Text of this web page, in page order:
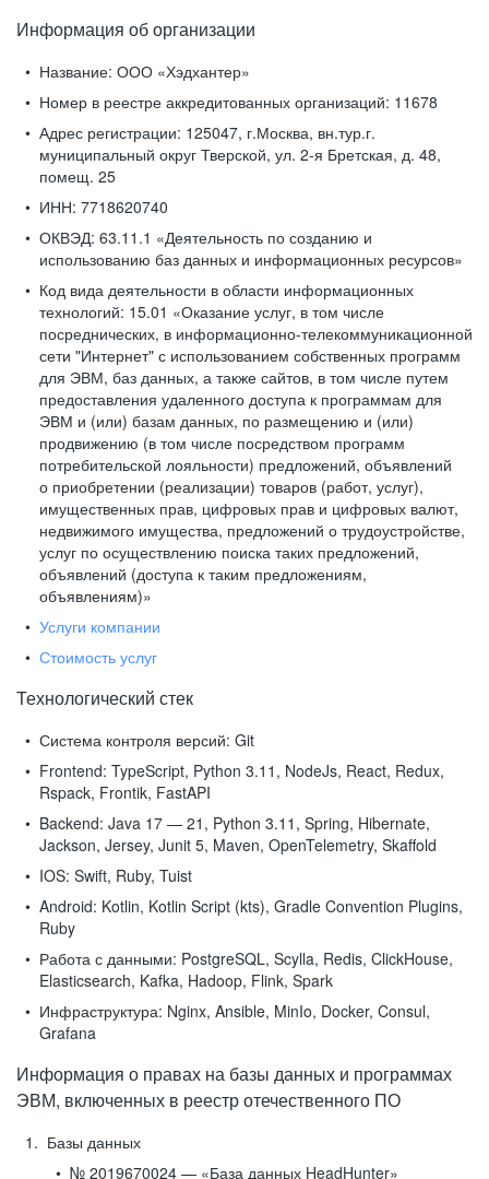
Информация об организации
Название: ООО «Хэдхантер»
Номер в реестре аккредитованных организаций: 11678
Адрес регистрации: 125047, г.Москва, вн.тур.г.
муниципальный округ Тверской, ул. 2-я Бретская, д. 48,
помещ. 25
ИНН: 7718620740
ОКВЭД: 63.11.1 «Деятельность по созданию и
использованию баз данных и информационных ресурсов»
Код вида деятельности в области информационных
технологий: 15.01 «Оказание услуг, в том числе
посреднических, в информационно-телекоммуникационной
сети "Интернет" с использованием собственных программ
для ЭВМ, баз данных, а также сайтов, в том числе путем
предоставления удаленного доступа к программам для
ЭВМ и (или) базам данных, по размещению и (или)
продвижению (в том числе посредством программ
потребительской лояльности) предложений, объявлений
о приобретении (реализации) товаров (работ, услуг),
имущественных прав, цифровых прав и цифровых валют,
недвижимого имущества, предложений о трудоустройстве,
услуг по осуществлению поиска таких предложений,
объявлений (доступа к таким предложениям,
объявлениям)»
Услуги компании
Стоимость услуг
Технологический стек
Система контроля версий: Git
Frontend: TypeScript, Python 3.11, NodeJs, React, Redux,
Rspack, Frontik, FastAPI
Backend: Java 17 — 21, Python 3.11, Spring, Hibernate,
Jackson, Jersey, Junit 5, Maven, OpenTelemetry, Skaffold
IOS: Swift, Ruby, Tuist
Android: Kotlin, Kotlin Script (kts), Gradle Convention Plugins,
Ruby
Работа с данными: PostgreSQL, Scylla, Redis, ClickHouse,
Elasticsearch, Kafka, Hadoop, Flink, Spark
Инфраструктура: Nginx, Ansible, MinIo, Docker, Consul,
Grafana
Информация о правах на базы данных и программах
ЭВМ, включенных в реестр отечественного ПО
Базы данных
№ 2019670024 — «База данных HeadHunter»